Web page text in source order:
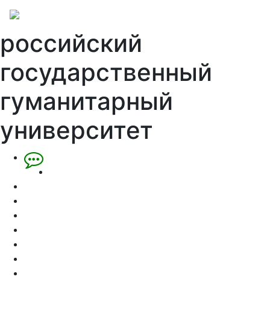
российский
государственный
гуманитарный
университет